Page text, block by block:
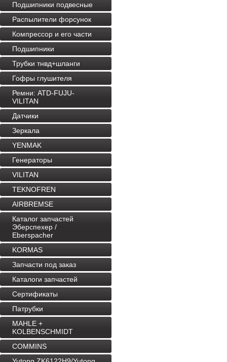
Подшипники подвесные
Распылители форсунок
Компрессор и его части
Подшипники
Трубки тнвд+шланги
Гофры глушителя
Ремни: ATD-FUJU-
VILITAN
Датчики
Зеркала
YENMAK
Генераторы
VILITAN
TEKNOFREN
AIRBREMSE
Каталог запчастей
Эберспехер /
Eberspacher
KORMAS
Запчасти под заказ
Каталоги запчастей
Сертификаты
Патрубки
MAHLE +
KOLBENSCHMIDT
COMMINS